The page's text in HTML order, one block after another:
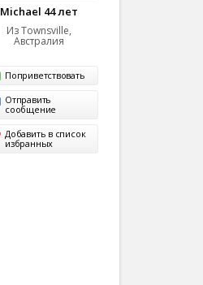
Michael 44 лет
Из Townsville,
Австралия
Поприветствовать
Отправить
сообщение
Добавить в список
избранных